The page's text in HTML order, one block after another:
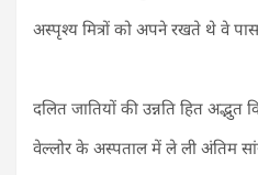
अस्पृश्य मित्रों को अपने रखते थे वे
दलित जातियों की उन्नति हित अद्भुत
वेल्लोर के अस्पताल में ले ली अंतिम